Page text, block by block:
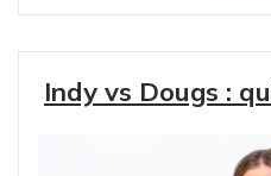
Indy vs Dougs :